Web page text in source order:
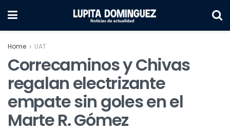
Home UAT
Correcaminos y Chivas
regalan electrizante
empate sin goles en el
Marte R. Gómez